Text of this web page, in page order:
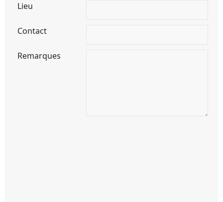
Lieu
Contact
Remarques